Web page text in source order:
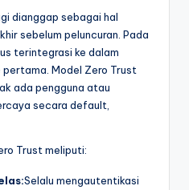
dianggap sebagai hal
sebelum peluncuran. Pada
terintegrasi ke dalam
Model Zero Trust
ada pengguna atau
secara default,
Trust meliputi:
Selalu mengautentikasi